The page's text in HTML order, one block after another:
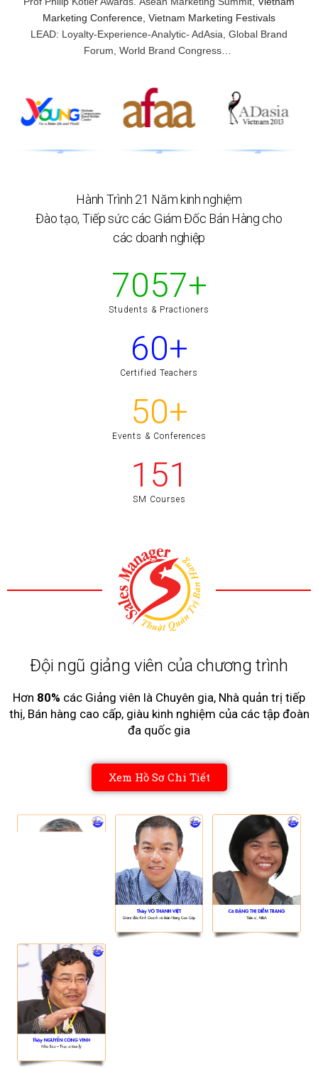
Marketing Conference, Vietnam Marketing Festivals
LEAD: Loyalty-Experience-Analytic- AdAsia, Global Brand
Forum, World Brand Congress…
Hành Trình 21 Năm kinh nghiệm
Đào tạo, Tiếp sức các Giám Đốc Bán Hàng cho
các doanh nghiệp
Students & Practioners
9999+
Certified Teachers
60+
Events & Conferences
50+
SM Courses
214
Đội ngũ giảng viên của chương trình
Hơn 80% các Giảng viên là Chuyên gia, Nhà quản trị tiếp
thị, Bán hàng cao cấp, giàu kinh nghiệm của các tập đoàn
đa quốc gia
Xem Hồ Sơ Chi Tiết